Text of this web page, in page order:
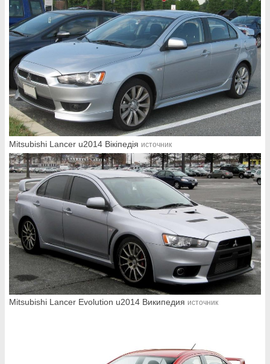
Mitsubishi Lancer u2014 Вікіпедія источник
Mitsubishi Lancer Evolution u2014 Википедия источник